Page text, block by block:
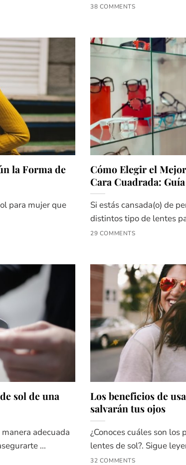
38 COMMENTS
la Forma de
para mujer que
Cómo Elegir el
Cara Cuadrada:
Si estás cansada(o) de
distintos tipo de lentes
29 COMMENTS
sol de una
adecuada
...
Los beneficios de
salvarán tus ojos
¿Conoces cuáles son
lentes de sol?. Sigue
32 COMMENTS